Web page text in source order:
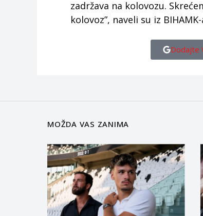
zadržava na kolovozu.
kolovoz”, naveli su iz BIHAMK-
Dodajte
MOŽDA VAS ZANIMA